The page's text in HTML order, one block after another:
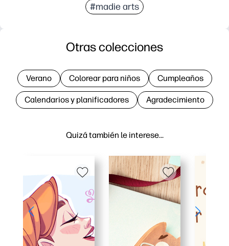
#madie arts
Quizá también le interese…
Otras colecciones
Verano Colorear para niños Cumpleaños
Calendarios y planificadores Agradecimiento